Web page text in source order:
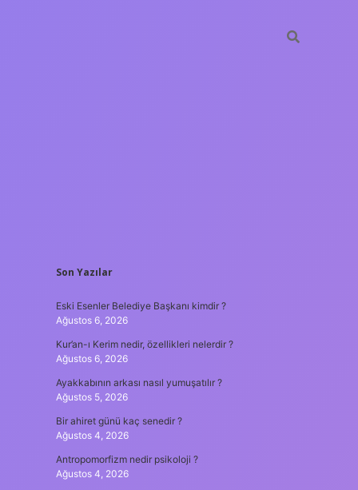
SIDEBAR
Son Yazılar
Eski Esenler Belediye Başkanı kimdir ?
Ağustos 6, 2026
Kur’an-ı Kerim nedir, özellikleri nelerdir ?
Ağustos 6, 2026
Ayakkabının arkası nasıl yumuşatılır ?
Ağustos 5, 2026
Bir ahiret günü kaç senedir ?
Ağustos 4, 2026
Antropomorfizm nedir psikoloji ?
Ağustos 4, 2026